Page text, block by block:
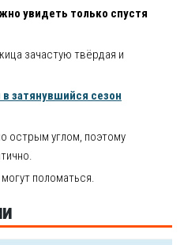
увидеть только спустя
зачастую твёрдая и
затянувшийся сезон
острым углом, поэтому
поломаться.